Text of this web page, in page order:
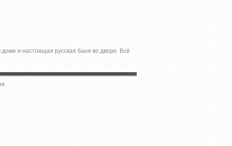
и настоящая русская баня во дворе. Всё